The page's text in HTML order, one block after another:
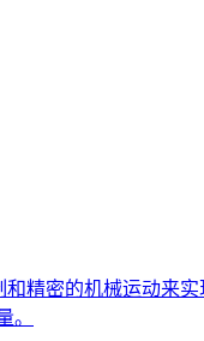
精密的机械运动来
。